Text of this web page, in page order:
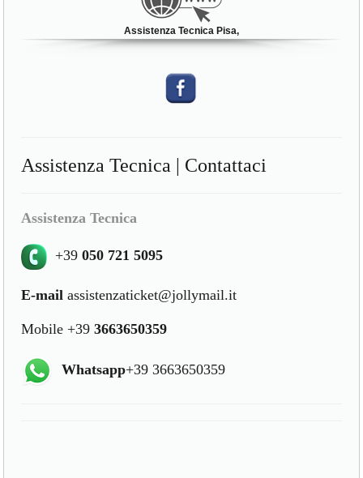
Assistenza Tecnica Pisa,
Assistenza Tecnica | Contattaci
Assistenza Tecnica
+39050 721 5095
E-mail assistenzaticket@jollymail.it
Mobile +393663650359
Whatsapp+39 3663650359